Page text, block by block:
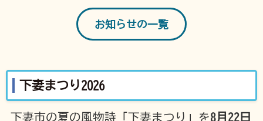
【軒先パーキング】あなたの空き地を「下妻まつり
2026」の駐車場として貸してみませんか？
お知らせの一覧
下妻まつり2026
下妻市の夏の風物詩「下妻まつり」を8月22日